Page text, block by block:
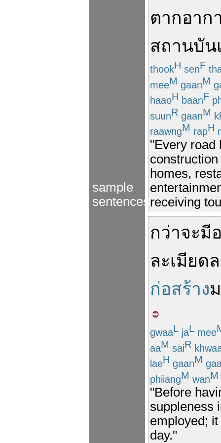
sample
sentences
ตากอาก
สถานบัน
thookH senF
meeM gaanM
haaoH baanF
suunR gaanM
raawngM rapH
"Every road
homes,
receiving
กว่าจะมี
ละเมียด
ก่อสร้าง
gwaaL jaL mee
aaM saiR
laeH gaanM
phiiangM wanM
"Before
suppleness
employed;
day."